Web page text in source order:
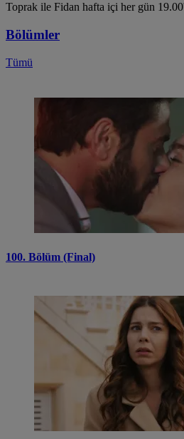
Toprak ile Fidan hafta içi her gün
Bölümler
Tümü
100. Bölüm (Final)